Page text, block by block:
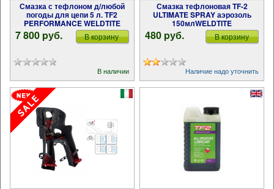
Смазка с тефлоном д/любой
погоды для цепи 5 л. TF2
PERFORMANCE WELDTITE
7 800 pуб. В корзину
В наличии
Смазка тефлоновая TF-2
ULTIMATE SPRAY аэрозоль
150млWELDTITE
480 pуб. В корзину
Наличие надо уточнить